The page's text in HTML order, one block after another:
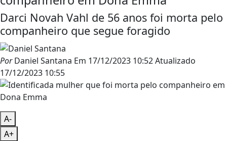
Darci Novah Vahl de 56 anos foi morta pelo
companheiro que segue foragido
PorDaniel Santana Em 17/12/2023 10:52Atualizado
17/12/2023 10:55
A-
A+